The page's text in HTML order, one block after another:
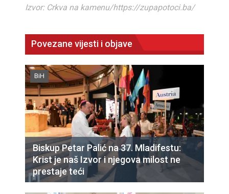
Izvor: Crkva na kamenu/https://zupapotoci.ba/
Povezane vijesti i objave
BiH
Biskup Petar Palić na 37. Mladifestu:
Krist je naš Izvor i njegova milost ne
prestaje teći